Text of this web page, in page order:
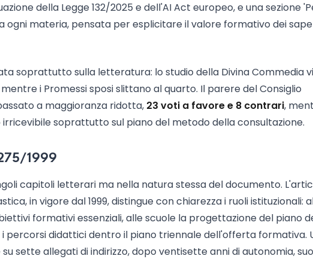
della Legge 132/2025 e dell'AI Act europeo, e una sezione
ogni materia, pensata per esplicitare il valore formativo dei
soprattutto sulla letteratura: lo studio della Divina Commedia
i Promessi sposi slittano al quarto. Il parere del Consiglio
a maggioranza ridotta, 23 voti a favore e 8 contrari,
irricevibile soprattutto sul piano del metodo della consultazione.
1999
capitoli letterari ma nella natura stessa del documento.
in vigore dal 1999, distingue con chiarezza i ruoli istituzionali:
formativi essenziali, alle scuole la progettazione del piano
percorsi didattici dentro il piano triennale dell'offerta formativa.
sette allegati di indirizzo, dopo ventisette anni di autonomia,